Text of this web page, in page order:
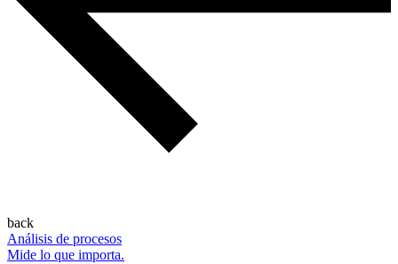
back
Análisis de procesos
Mide lo que importa.